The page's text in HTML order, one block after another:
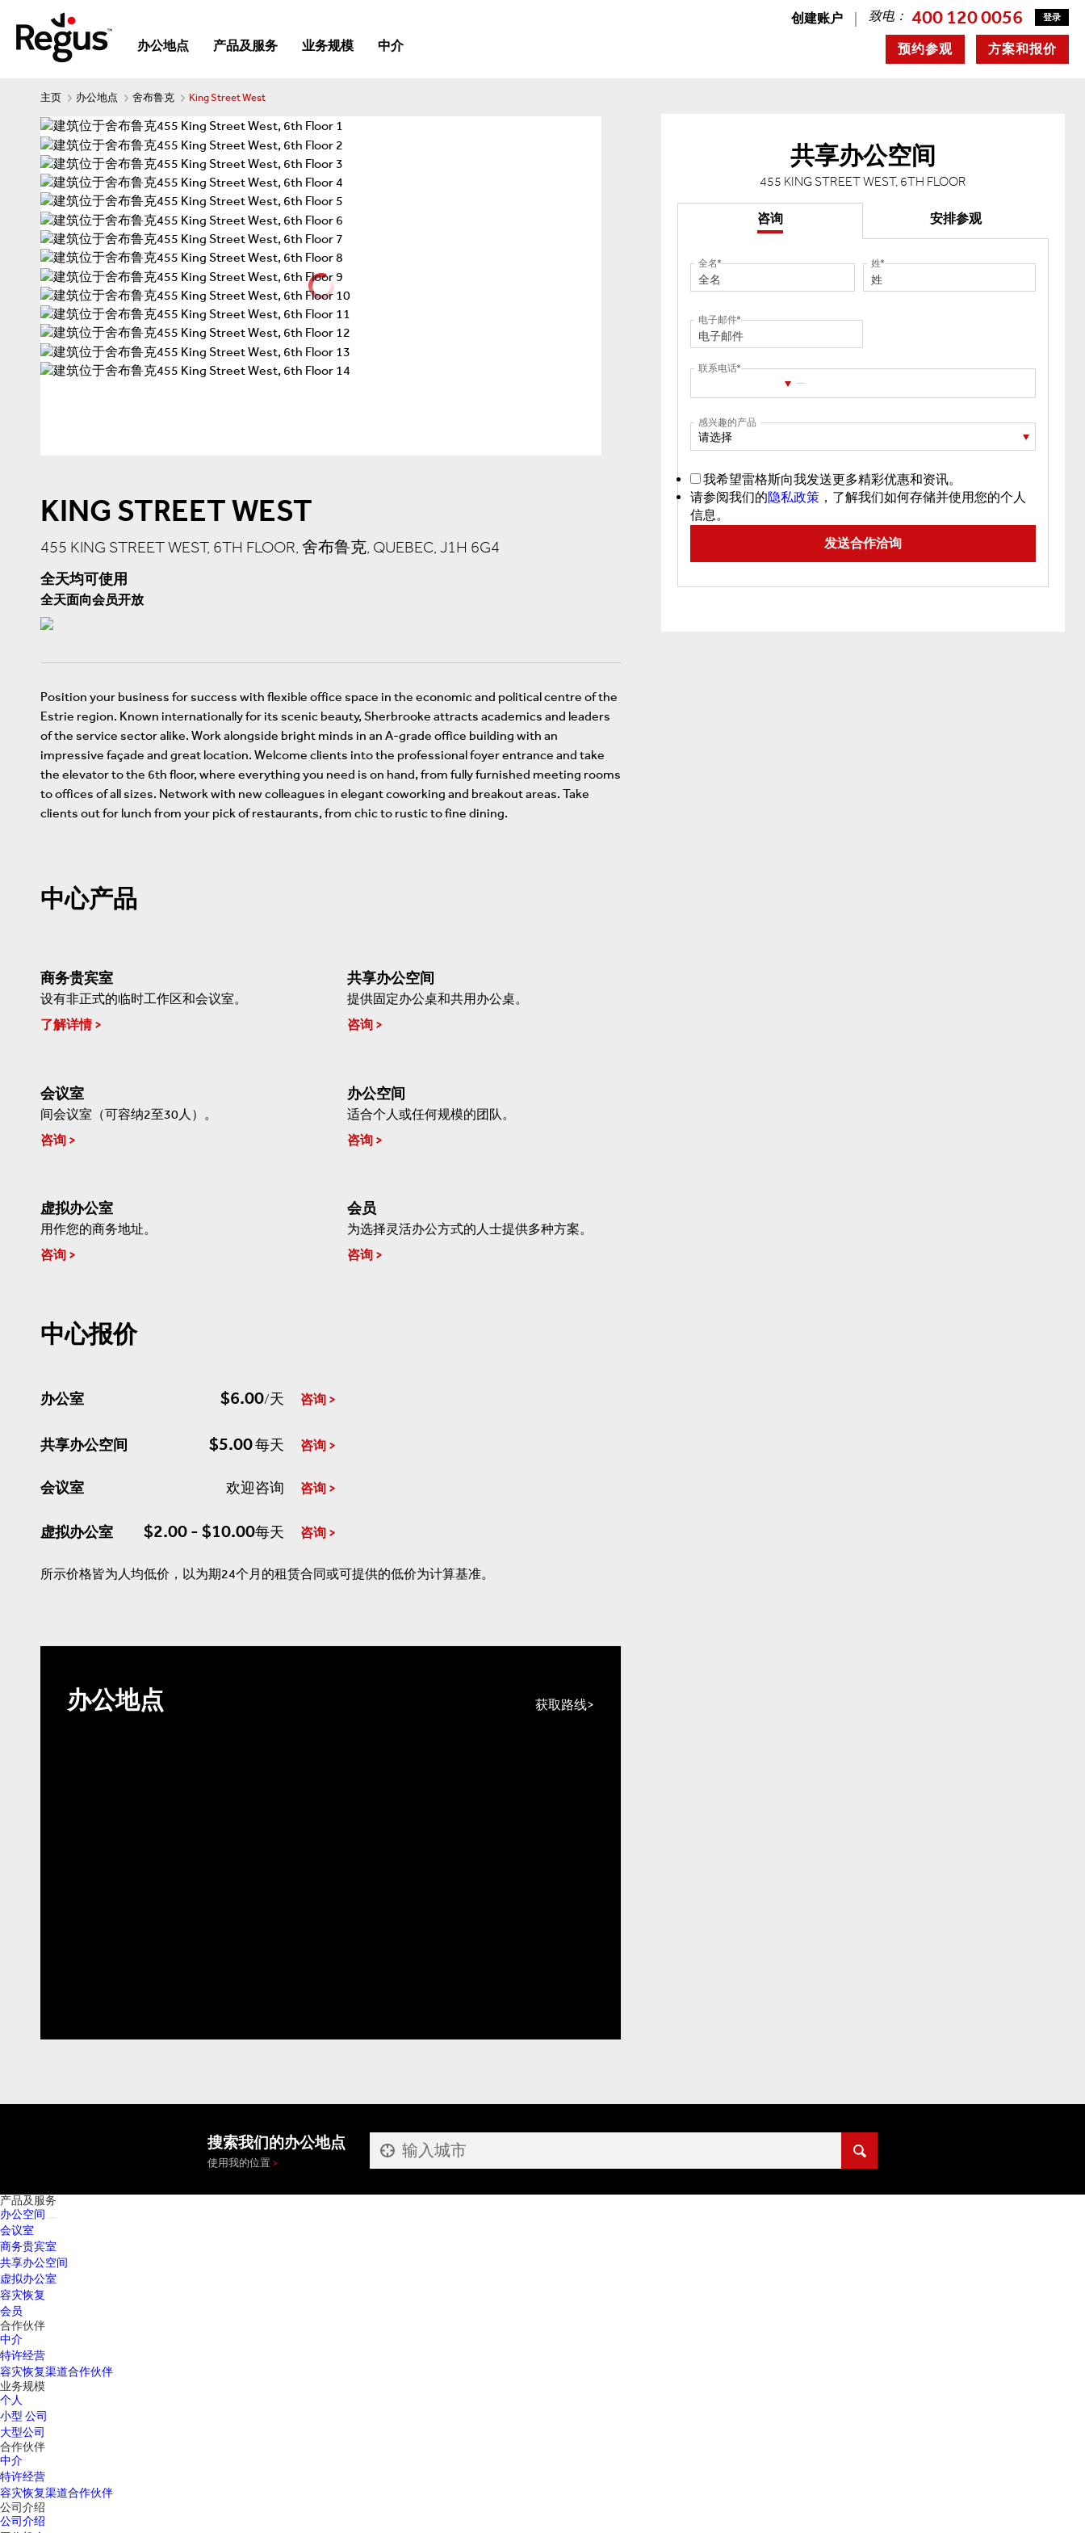
创建账户 致电： 400 120 0056 登录
方案和报价
预约参观
办公地点 产品及服务 业务规模 中介
主页 办公地点 舍布鲁克 King Street West
KING STREET WEST
455 KING STREET WEST, 6TH FLOOR, 舍布鲁克, QUEBEC, J1H 6G4
全天均可使用
全天面向会员开放
Position your business for success with flexible office space in the economic and political centre of the
Estrie region. Known internationally for its scenic beauty, Sherbrooke attracts academics and leaders
of the service sector alike. Work alongside bright minds in an A-grade office building with an
impressive façade and great location. Welcome clients into the professional foyer entrance and take
the elevator to the 6th floor, where everything you need is on hand, from fully furnished meeting rooms
to offices of all sizes. Network with new colleagues in elegant coworking and breakout areas. Take
clients out for lunch from your pick of restaurants, from chic to rustic to fine dining.
中心产品
商务贵宾室
设有非正式的临时工作区和会议室。
了解详情
共享办公空间
提供固定办公桌和共用办公桌。
咨询
会议室
间会议室（可容纳2至30人）。
咨询
办公空间
适合个人或任何规模的团队。
咨询
虚拟办公室
用作您的商务地址。
咨询
会员
为选择灵活办公方式的人士提供多种方案。
咨询
中心报价
办公室 $6.00/天 咨询
共享办公空间 $5.00每天 咨询
会议室 欢迎咨询 咨询
虚拟办公室 $2.00 - $10.00每天 咨询
所示价格皆为人均低价，以为期24个月的租赁合同或可提供的低价为计算基准。
办公地点 获取路线
共享办公空间
455 KING STREET WEST, 6TH FLOOR
咨询 安排参观
全名 姓
电子邮件
联系电话
感兴趣的产品
请选择
我希望雷格斯向我发送更多精彩优惠和资讯。
请参阅我们的隐私政策 ，了解我们如何存储并使用您的个人
信息。
搜索我们的办公地点
使用我的位置
产品及服务
办公空间
会议室
商务贵宾室
共享办公空间
虚拟办公室
容灾恢复
会员
合作伙伴
中介
特许经营
容灾恢复渠道合作伙伴
业务规模
个人
小型 公司
大型公司
合作伙伴
中介
特许经营
容灾恢复渠道合作伙伴
公司介绍
公司介绍